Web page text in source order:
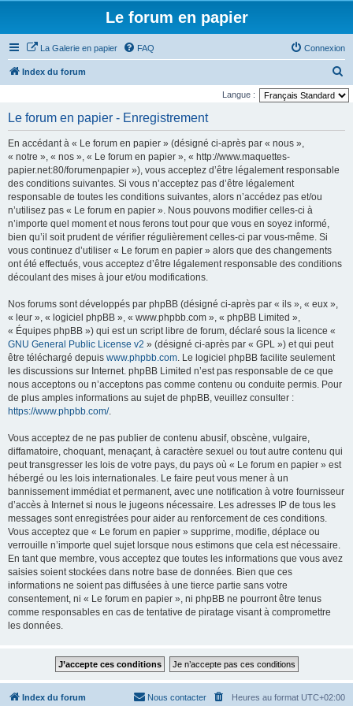
Le forum en papier
La Galerie en papier FAQ Connexion
Index du forum
e
Langue :
Le forum en papier - Enregistrement
En accédant à « Le forum en papier » (désigné ci-après par « nous »,
« notre », « nos », « Le forum en papier », « http://www.maquettes-
papier.net:80/forumenpapier »), vous acceptez d’être légalement responsable
des conditions suivantes. Si vous n’acceptez pas d’être légalement
responsable de toutes les conditions suivantes, alors n’accédez pas et/ou
n’utilisez pas « Le forum en papier ». Nous pouvons modifier celles-ci à
n’importe quel moment et nous ferons tout pour que vous en soyez informé,
bien qu’il soit prudent de vérifier régulièrement celles-ci par vous-même. Si
vous continuez d’utiliser « Le forum en papier » alors que des changements
ont été effectués, vous acceptez d’être légalement responsable des conditions
découlant des mises à jour et/ou modifications.
Nos forums sont développés par phpBB (désigné ci-après par « ils », « eux »,
« leur », « logiciel phpBB », « www.phpbb.com », « phpBB Limited »,
« Équipes phpBB ») qui est un script libre de forum, déclaré sous la licence «
GNU General Public License v2 » (désigné ci-après par « GPL ») et qui peut
être téléchargé depuis www.phpbb.com. Le logiciel phpBB facilite seulement
les discussions sur Internet. phpBB Limited n’est pas responsable de ce que
nous acceptons ou n’acceptons pas comme contenu ou conduite permis. Pour
de plus amples informations au sujet de phpBB, veuillez consulter :
https://www.phpbb.com/.
Vous acceptez de ne pas publier de contenu abusif, obscène, vulgaire,
diffamatoire, choquant, menaçant, à caractère sexuel ou tout autre contenu qui
peut transgresser les lois de votre pays, du pays où « Le forum en papier » est
hébergé ou les lois internationales. Le faire peut vous mener à un
bannissement immédiat et permanent, avec une notification à votre fournisseur
d’accès à Internet si nous le jugeons nécessaire. Les adresses IP de tous les
messages sont enregistrées pour aider au renforcement de ces conditions.
Vous acceptez que « Le forum en papier » supprime, modifie, déplace ou
verrouille n’importe quel sujet lorsque nous estimons que cela est nécessaire.
En tant que membre, vous acceptez que toutes les informations que vous avez
saisies soient stockées dans notre base de données. Bien que ces
informations ne soient pas diffusées à une tierce partie sans votre
consentement, ni « Le forum en papier », ni phpBB ne pourront être tenus
comme responsables en cas de tentative de piratage visant à compromettre
les données.
Index du forum Heures au format UTC+02:00
Nous contacter